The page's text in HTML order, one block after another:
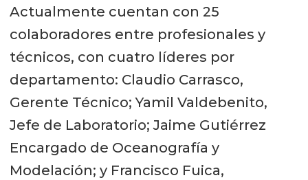
Actualmente cuentan con 25
colaboradores entre profesionales y
técnicos, con cuatro líderes por
departamento: Claudio Carrasco,
Gerente Técnico; Yamil Valdebenito,
Jefe de Laboratorio; Jaime Gutiérrez
Encargado de Oceanografía y
Modelación; y Francisco Fuica,